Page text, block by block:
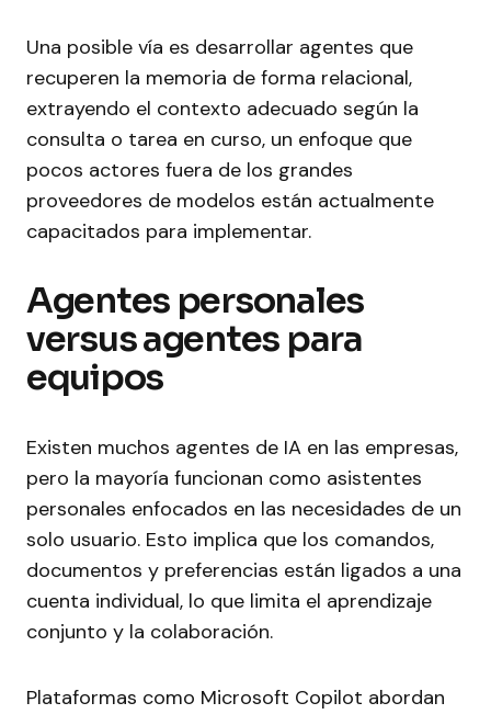
Una posible vía es desarrollar agentes que
recuperen la memoria de forma relacional,
extrayendo el contexto adecuado según la
consulta o tarea en curso, un enfoque que
pocos actores fuera de los grandes
proveedores de modelos están actualmente
capacitados para implementar.
Agentes personales
versus agentes para
equipos
Existen muchos agentes de IA en las empresas,
pero la mayoría funcionan como asistentes
personales enfocados en las necesidades de un
solo usuario. Esto implica que los comandos,
documentos y preferencias están ligados a una
cuenta individual, lo que limita el aprendizaje
conjunto y la colaboración.
Plataformas como Microsoft Copilot abordan